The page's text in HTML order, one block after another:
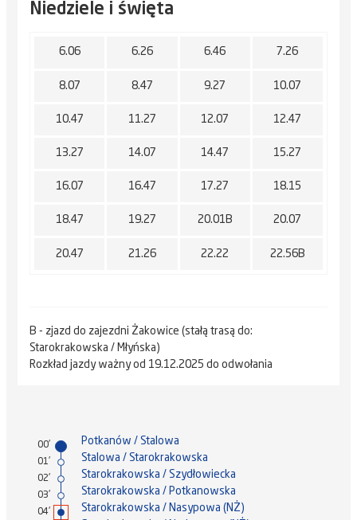
Niedziele i święta
6.06 6.26 6.46 7.26
8.07 8.47 9.27 10.07
10.47 11.27 12.07 12.47
13.27 14.07 14.47 15.27
16.07 16.47 17.27 18.15
18.47 19.27 20.01B 20.07
20.47 21.26 22.22 22.56B
B - zjazd do zajezdni Żakowice (stałą trasą do:
Starokrakowska / Młyńska)
Rozkład jazdy ważny od 19.12.2025 do odwołania
00' Potkanów / Stalowa
01' Stalowa / Starokrakowska
02' Starokrakowska / Szydłowiecka
03' Starokrakowska / Potkanowska
04'
Starokrakowska / Nasypowa (NŻ)